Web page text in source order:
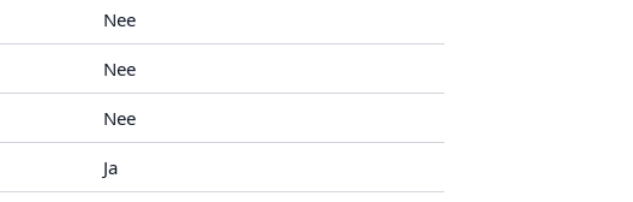
Nee
Nee
Nee
Ja